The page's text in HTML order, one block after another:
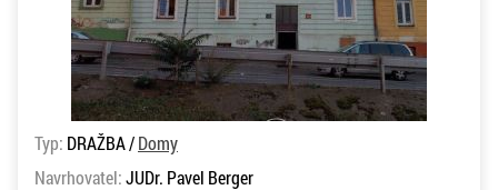
Typ: DRAŽBA /Domy
Navrhovatel:JUDr. Pavel Berger